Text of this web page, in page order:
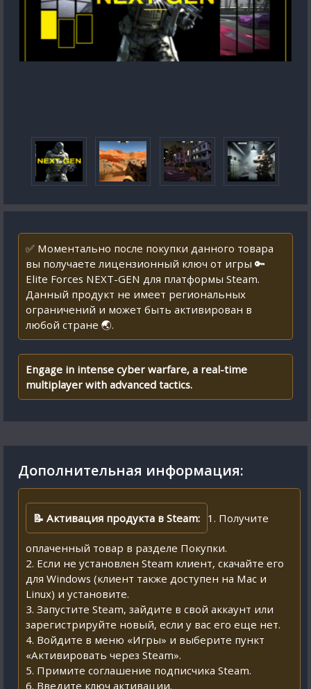
✅ Моментально после покупки данного товара
вы получаете лицензионный ключ от игры 🔑
Elite Forces NEXT-GEN для платформы Steam.
Данный продукт не имеет региональных
ограничений и может быть активирован в
любой стране 🌏.
Engage in intense cyber warfare, a real-time
multiplayer with advanced tactics.
Дополнительная информация:
📝 Активация продукта в Steam: 1. Получите
оплаченный товар в разделе Покупки.
2. Если не установлен Steam клиент, скачайте его
для Windows (клиент также доступен на Mac и
Linux) и установите.
3. Запустите Steam, зайдите в свой аккаунт или
зарегистрируйте новый, если у вас его еще нет.
4. Войдите в меню «Игры» и выберите пункт
«Активировать через Steam».
5. Примите соглашение подписчика Steam.
6. Введите ключ активации.